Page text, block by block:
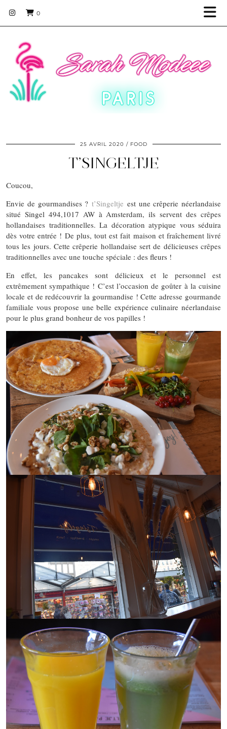
0
25 AVRIL 2020 FOOD
T’SINGELTJE
Coucou,
Envie de gourmandises ? t’Singeltje est une crêperie néerlandaise
situé Singel 494,1017 AW à Amsterdam, ils servent des crêpes
hollandaises traditionnelles. La décoration atypique vous séduira
dès votre entrée ! De plus, tout est fait maison et fraîchement livré
tous les jours. Cette crêperie hollandaise sert de délicieuses crêpes
traditionnelles avec une touche spéciale : des fleurs !
En effet, les pancakes sont délicieux et le personnel est
extrêmement sympathique ! C’est l’occasion de goûter à la cuisine
locale et de redécouvrir la gourmandise ! Cette adresse gourmande
familiale vous propose une belle expérience culinaire néerlandaise
pour le plus grand bonheur de vos papilles !